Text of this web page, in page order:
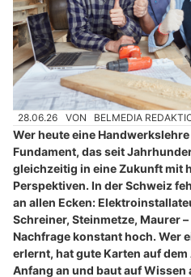
28.06.26 VON BELMEDIA
Wer heute eine
Fundament, das seit
gleichzeitig in eine Zukunft mit
Perspektiven. In der Schweiz
an allen Ecken:
Schreiner, Steinmetze, Maurer
Nachfrage konstant hoch. Wer
erlernt, hat gute Karten auf
Anfang an und baut auf Wissen